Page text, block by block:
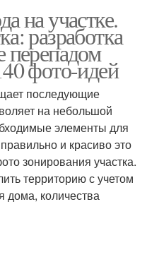
Въездная зона
на участке.
разработка
перепадом
фото-идей
последующие
на небольшой
элементы для
и красиво это
зонирования участка.
территорию с учетом
количества